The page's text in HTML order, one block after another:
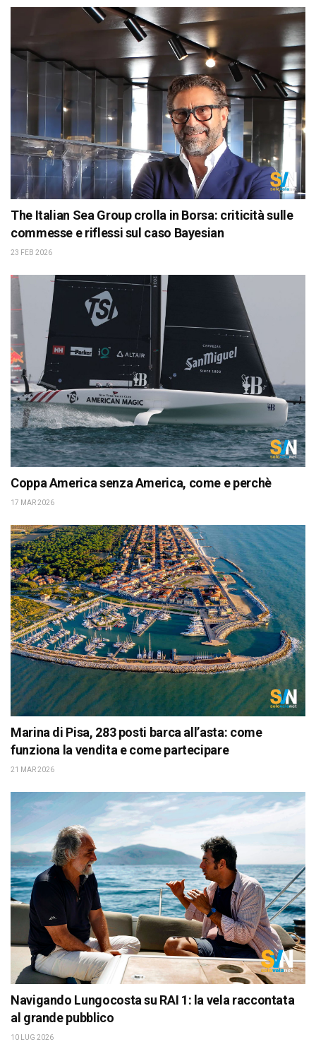
The Italian Sea Group crolla in Borsa: criticità sulle
commesse e riflessi sul caso Bayesian
23 FEB 2026
Coppa America senza America, come e perchè
17 MAR 2026
Marina di Pisa, 283 posti barca all’asta: come
funziona la vendita e come partecipare
21 MAR 2026
Navigando Lungocosta su RAI 1: la vela raccontata
al grande pubblico
10 LUG 2026